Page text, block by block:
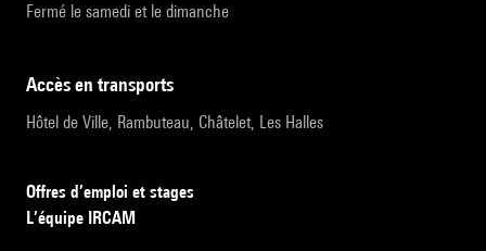
Fermé le samedi et le dimanche
accès en transports
Hôtel de Ville, Rambuteau, Châtelet, Les Halles
Offres d’emploi et stages
L’équipe IRCAM